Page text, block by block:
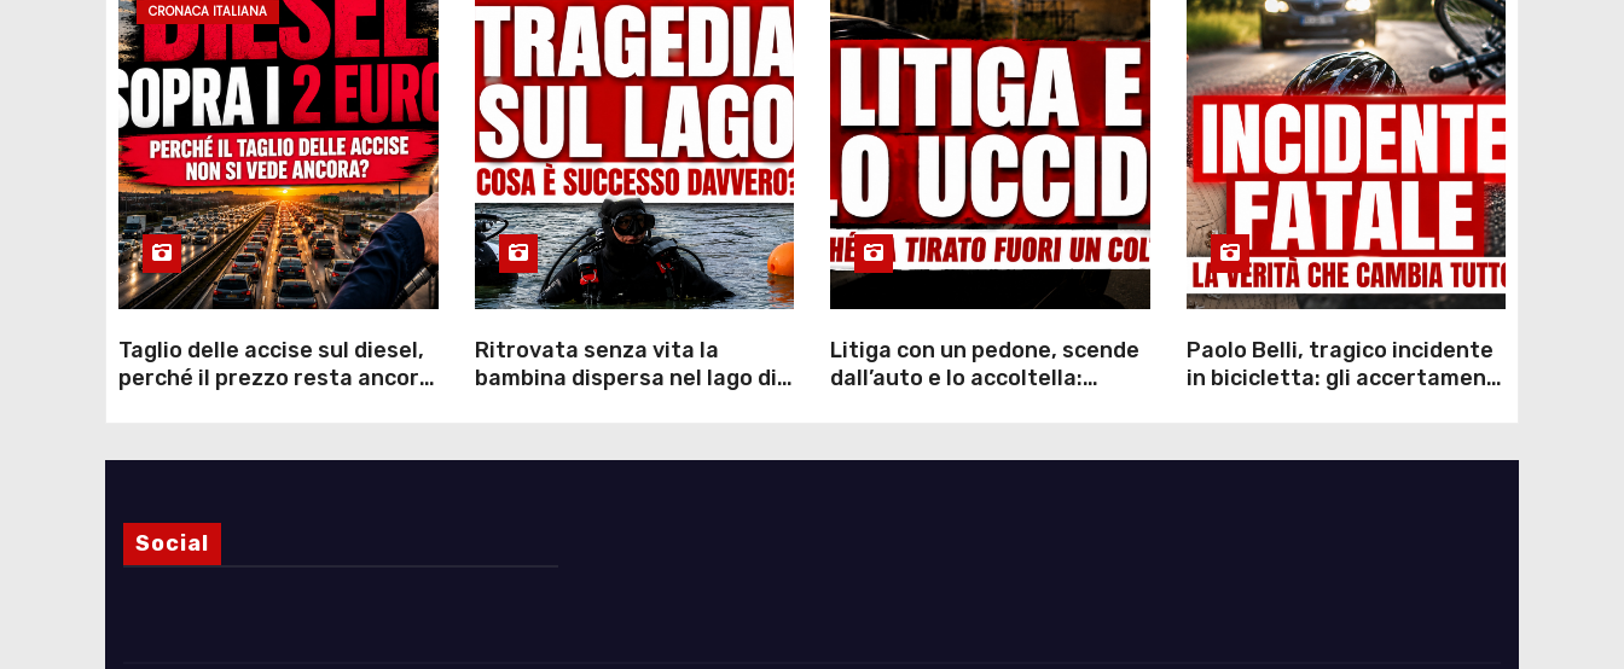
CRONACA ITALIANA
Taglio delle accise sul diesel,
perché il prezzo resta ancora
Ritrovata senza vita la
bambina dispersa nel lago di
Litiga con un pedone, scende
dall’auto e lo accoltella:
Paolo Belli, tragico incidente
in bicicletta: gli accertamenti
chiarire
Social